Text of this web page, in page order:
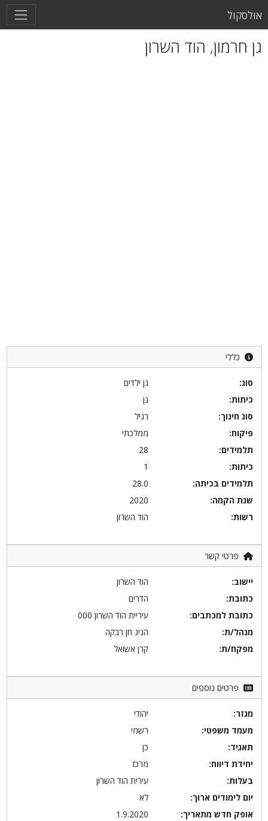
אולסקול
גן חרמון, הוד השרון
כללי
סוג:
גן ילדים
כיתות:
גן
סוג חינוך:
רגיל
פיקוח:
ממלכתי
תלמידים:
28
כיתות:
1
תלמידים בכיתה:
28.0
שנת הקמה:
2020
רשות:
הוד השרון
פרטי קשר
יישוב:
הוד השרון
כתובת:
הדרים
כתובת למכתבים:
עיריית הוד השרון 000
מנהל/ת:
הניג חן רבקה
מפקח/ת:
קרן אשואל
פרטים נוספים
מגזר:
יהודי
מעמד משפטי:
רשמי
תאגיד:
כן
יחידת דיווח:
מרכז
בעלות:
עירית הוד השרון
יום לימודים ארוך:
לא
אופק חדש מתאריך:
1.9.2020